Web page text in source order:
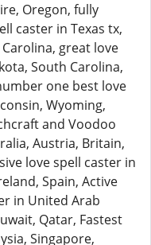
Oregon, fully
caster in Texas tx,
great love
South Carolina,
one best love
Wyoming,
and Voodoo
Austria, Britain,
love spell caster in
Spain, Active
in United Arab
Qatar, Fastest
Singapore,